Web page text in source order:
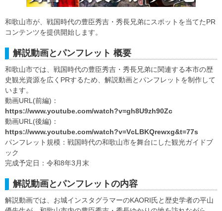
和歌山市が、戦国時代の豊臣秀吉・秀長兄弟にスポットを当てたPR
コンテンツを提供開始します。
解説動画とパンフレット 概要
和歌山市では、戦国時代の豊臣秀吉・秀長兄弟に関連する本市の歴
史観光資源を広くPRするため、解説動画とパンフレットを制作して
います。
動画URL(前編)：
https://www.youtube.com/watch?v=gh8U9zh90Zc
動画URL(後編)：
https://www.youtube.com/watch?v=VcLBKQrewxg&t=77s
パンフレット規模：戦国時代の和歌山市を舞台にした観光ガイドブ
ック
完成予定日：令和8年3月末
解説動画とパンフレットの内容
解説動画では、お城インスタグラマーのKAORI氏と歴史学者の平山